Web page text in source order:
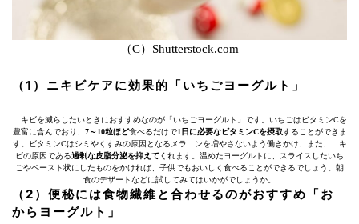
（C）Shutterstock.com
（1）ニキビケアに効果的「いちごヨーグルト」
ニキビを減らしたいときにおすすめなのが「いちごヨーグルト」です。いちごはビタミンCを
豊富に含んでおり、 7～10粒ほど食べるだけで1日に必要なビタミンCを摂取することができま
す。ビタミンCはシミやくすみの原因となるメラニンを増やさないよう働きかけ、また、ニキ
ビの原因である過剰な皮脂分泌を抑えてくれます。温めたヨーグルトに、スライスしたいち
ごやペースト状にしたものをかければ、子供でもおいしく食べることができるでしょう。朝
食のデザートなどに試してみてはいかがでしょうか。
（2）便秘には食物繊維と合わせるのがおすすめ「お
からヨーグルト」